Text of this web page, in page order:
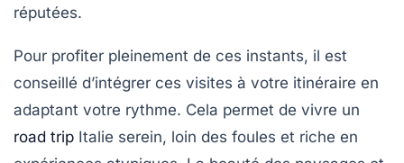
réputées.
Pour profiter pleinement de ces instants, il est
conseillé d’intégrer ces visites à votre itinéraire en
adaptant votre rythme. Cela permet de vivre un
road trip Italie serein, loin des foules et riche en